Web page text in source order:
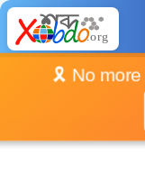
🎗️ No more